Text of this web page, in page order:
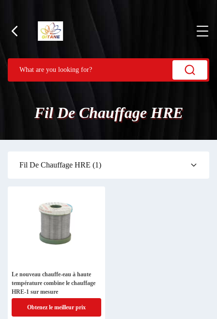
Fil De Chauffage HRE
Fil De Chauffage HRE (1)
Le nouveau chauffe-eau à haute
température combine le chauffage
HRE-1 sur mesure
Obtenez le meilleur prix